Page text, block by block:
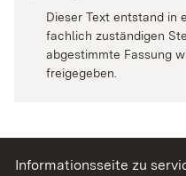
Dieser Text entstand in
fachlich zuständigen
abgestimmte Fassung
freigegeben.
Informationsseite zu